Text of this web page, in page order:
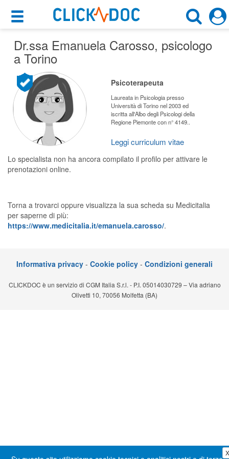
×
Motore di ricerca
×
Psicologo
Torino (TO)
CERCA
Cosa possiamo offrirti
Per i pazienti
Prenota una visita
Ricerca specialisti
Consulti online
Prenotazioni online
Planner e rubrica in cloud
Teleconsulto
Dr.ssa Emanuela Carosso, psicologo
a Torino
Psicoterapeuta
Laureata in Psicologia presso
Università di Torino nel 2003 ed
iscritta all'Albo degli Psicologi della
Regione Piemonte con n° 4149..
Leggi curriculum vitae
Lo specialista non ha ancora compilato il profilo per attivare le
prenotazioni online.
Torna a trovarci oppure visualizza la sua scheda su Medicitalia
per saperne di più:
https://www.medicitalia.it/emanuela.carosso/.
X
Informativa privacy - Cookie policy - Condizioni generali
CLICKDOC è un servizio di CGM Italia S.r.l. - P.I. 05014030729 – Via adriano
Olivetti 10, 70056 Molfetta (BA)